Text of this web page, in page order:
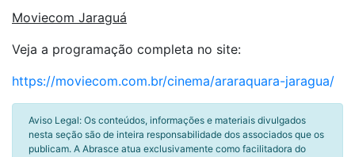
Moviecom Jaraguá
Veja a programação completa no site:
https://moviecom.com.br/cinema/araraquara-jaragua/
Aviso Legal: Os conteúdos, informações e materiais divulgados
nesta seção são de inteira responsabilidade dos associados que os
publicam. A Abrasce atua exclusivamente como facilitadora do